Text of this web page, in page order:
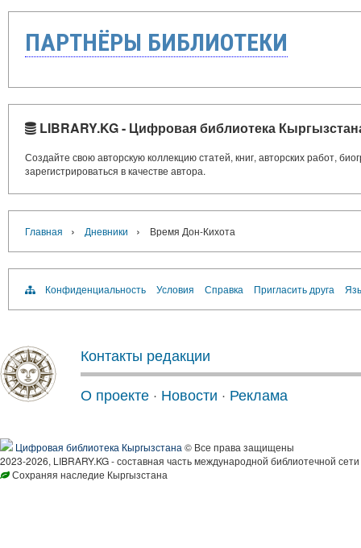
ПАРТНЁРЫ БИБЛИОТЕКИ
LIBRARY.KG - Цифровая библиотека
Создайте свою авторскую коллекцию статей, книг, авторских работ,
зарегистрироваться в качестве автора.
Главная › Дневники › Время Дон-Кихота
Конфиденциальность Условия Справка Пригласить друга
Контакты редакции
О проекте · Новости · Реклама
Цифровая библиотека Кыргызстана © Все права защищены
2023-2026, LIBRARY.KG - составная часть международной библиотечной
Сохраняя наследие Кыргызстана